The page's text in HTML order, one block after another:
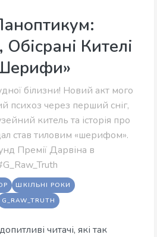
Обісрані Кителі
білизни! Новий акт мого
психоз через перший сніг,
китель та історія про
став тиловим «шерифом».
Премії Дарвіна в
ШКІЛЬНІ РОКИ
G_RAW_TRUTH
читачі, які так